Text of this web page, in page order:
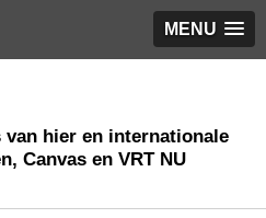
MENU
hier en internationale
Canvas en VRT NU